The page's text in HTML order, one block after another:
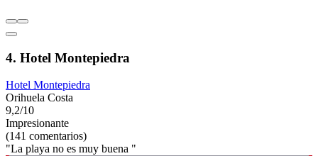
4. Hotel Montepiedra
Hotel Montepiedra
Orihuela Costa
9,2/10
Impresionante
(141 comentarios)
"La playa no es muy buena "